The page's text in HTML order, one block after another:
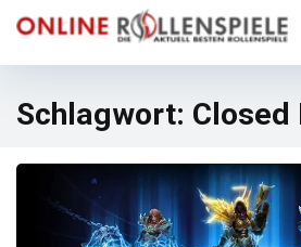
Schlagwort: Closed